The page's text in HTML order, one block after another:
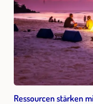
Ressourcen stärken